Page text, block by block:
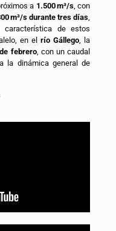
a 1.500m³/s, con
m³/s durante tres días,
característica de estos
en elrío Gállego, la
febrero, con un caudal
la dinámica general de